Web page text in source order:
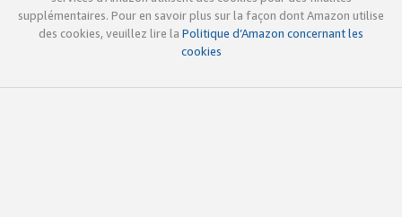
supplémentaires. Pour en savoir plus sur la façon dont Amazon utilise
des cookies, veuillez lire la Politique d’Amazon concernant les
cookies